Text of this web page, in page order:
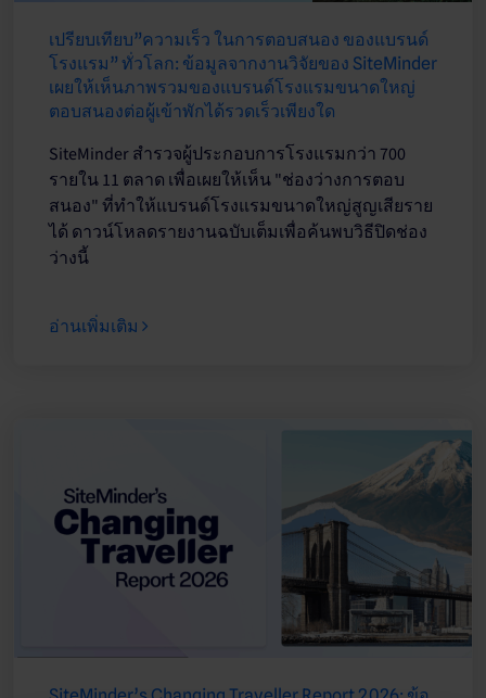
เปรียบเทียบ”ความเร็ว ในการตอบสนอง ของแบรนด์
โรงแรม” ทั่วโลก: ข้อมูลจากงานวิจัยของ SiteMinder
เผยให้เห็นภาพรวมของแบรนด์โรงแรมขนาดใหญ่
ตอบสนองต่อผู้เข้าพักได้รวดเร็วเพียงใด
SiteMinder สำรวจผู้ประกอบการโรงแรมกว่า 700
รายใน 11 ตลาด เพื่อเผยให้เห็น "ช่องว่างการตอบ
สนอง" ที่ทำให้แบรนด์โรงแรมขนาดใหญ่สูญเสียราย
ได้ ดาวน์โหลดรายงานฉบับเต็มเพื่อค้นพบวิธีปิดช่อง
ว่างนี้
อ่านเพิ่มเติม